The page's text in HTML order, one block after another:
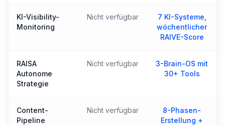
KI-Visibility-
Monitoring
Nicht verfügbar
7 KI-Systeme,
wöchentlicher
RAIVE-Score
RAISA
Autonome
Strategie
Nicht verfügbar
3-Brain-OS mit
30+ Tools
Content-
Pipeline
Nicht verfügbar
8-Phasen-
Erstellung +